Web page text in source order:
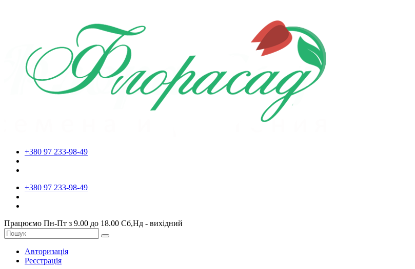
+380 97 233-98-49
+380 97 233-98-49
Працюємо Пн-Пт з 9.00 до 18.00 Сб,Нд - вихідний
Авторизація
Реєстрація